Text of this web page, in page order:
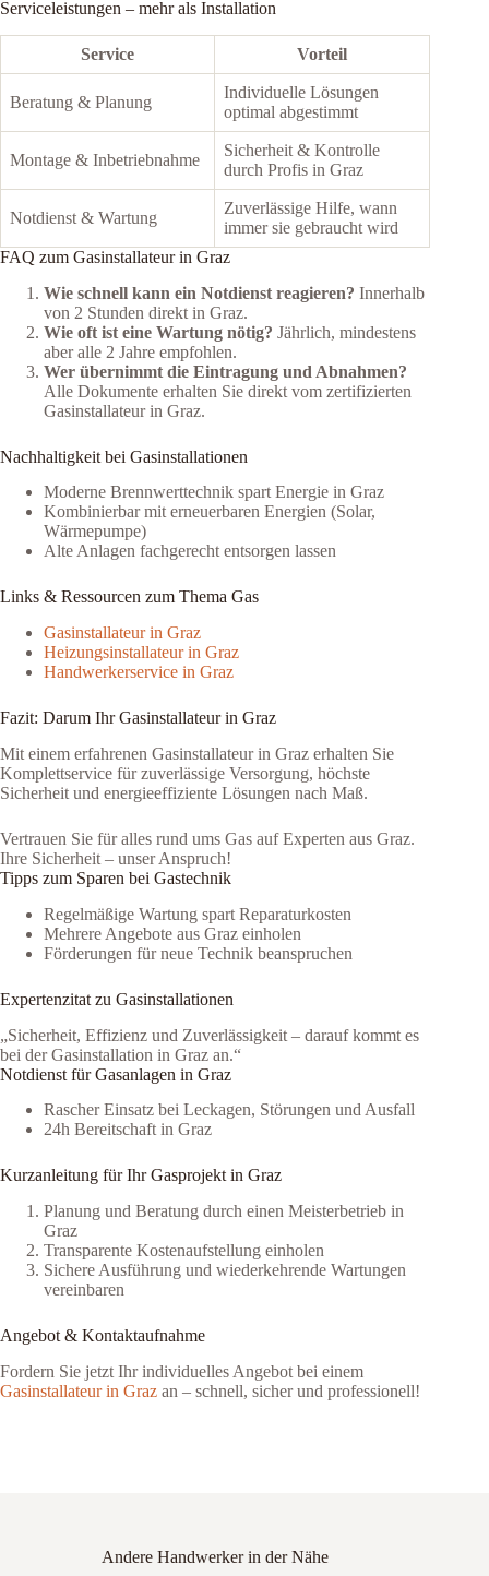
Serviceleistungen – mehr als Installation
Service Vorteil
Beratung & Planung
Individuelle Lösungen
optimal abgestimmt
Montage & Inbetriebnahme
Sicherheit & Kontrolle
durch Profis in Graz
Notdienst & Wartung
Zuverlässige Hilfe, wann
immer sie gebraucht wird
FAQ zum Gasinstallateur in Graz
Wie schnell kann ein Notdienst reagieren? Innerhalb
von 2 Stunden direkt in Graz.
Wie oft ist eine Wartung nötig? Jährlich, mindestens
aber alle 2 Jahre empfohlen.
Wer übernimmt die Eintragung und Abnahmen?
Alle Dokumente erhalten Sie direkt vom zertifizierten
Gasinstallateur in Graz.
Nachhaltigkeit bei Gasinstallationen
Moderne Brennwerttechnik spart Energie in Graz
Kombinierbar mit erneuerbaren Energien (Solar,
Wärmepumpe)
Alte Anlagen fachgerecht entsorgen lassen
Links & Ressourcen zum Thema Gas
Gasinstallateur in Graz
Heizungsinstallateur in Graz
Handwerkerservice in Graz
Fazit: Darum Ihr Gasinstallateur in Graz
Mit einem erfahrenen Gasinstallateur in Graz erhalten Sie
Komplettservice für zuverlässige Versorgung, höchste
Sicherheit und energieeffiziente Lösungen nach Maß.
Vertrauen Sie für alles rund ums Gas auf Experten aus Graz.
Ihre Sicherheit – unser Anspruch!
Tipps zum Sparen bei Gastechnik
Regelmäßige Wartung spart Reparaturkosten
Mehrere Angebote aus Graz einholen
Förderungen für neue Technik beanspruchen
Expertenzitat zu Gasinstallationen
„Sicherheit, Effizienz und Zuverlässigkeit – darauf kommt es
bei der Gasinstallation in Graz an.“
Notdienst für Gasanlagen in Graz
Rascher Einsatz bei Leckagen, Störungen und Ausfall
24h Bereitschaft in Graz
Kurzanleitung für Ihr Gasprojekt in Graz
Planung und Beratung durch einen Meisterbetrieb in
Graz
Transparente Kostenaufstellung einholen
Sichere Ausführung und wiederkehrende Wartungen
vereinbaren
Angebot & Kontaktaufnahme
Fordern Sie jetzt Ihr individuelles Angebot bei einem
Gasinstallateur in Graz an – schnell, sicher und professionell!
Andere Handwerker in der Nähe